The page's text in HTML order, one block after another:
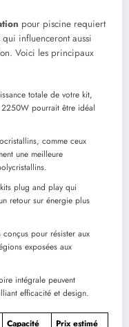
pour piscine requiert
influenceront aussi
Voici les principaux
totale de votre kit,
pourrait être idéal
comme ceux
une meilleure
plug and play qui
retour sur énergie plus
pour résister aux
exposées aux
intégrale peuvent
efficacité et design.
Capacité Prix estimé